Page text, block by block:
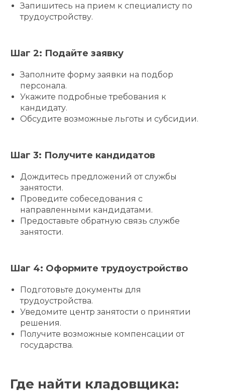
Запишитесь на прием к специалисту по
трудоустройству.
Шаг 2: Подайте заявку
Заполните форму заявки на подбор
персонала.
Укажите подробные требования к
кандидату.
Обсудите возможные льготы и субсидии.
Шаг 3: Получите кандидатов
Дождитесь предложений от службы
занятости.
Проведите собеседования с
направленными кандидатами.
Предоставьте обратную связь службе
занятости.
Шаг 4: Оформите трудоустройство
Подготовьте документы для
трудоустройства.
Уведомите центр занятости о принятии
решения.
Получите возможные компенсации от
государства.
Где найти кладовщика: